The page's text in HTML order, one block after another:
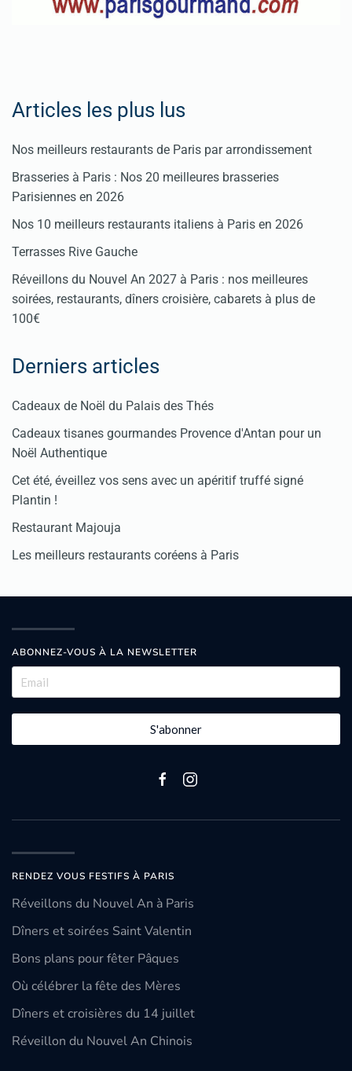
Articles les plus lus
Nos meilleurs restaurants de Paris par arrondissement
Brasseries à Paris : Nos 20 meilleures brasseries
Parisiennes en 2026
Nos 10 meilleurs restaurants italiens à Paris en 2026
Terrasses Rive Gauche
Réveillons du Nouvel An 2027 à Paris : nos meilleures
soirées, restaurants, dîners croisière, cabarets à plus de
100€
Derniers articles
Cadeaux de Noël du Palais des Thés
Cadeaux tisanes gourmandes Provence d'Antan pour un
Noël Authentique
Cet été, éveillez vos sens avec un apéritif truffé signé
Plantin !
Restaurant Majouja
Les meilleurs restaurants coréens à Paris
ABONNEZ-VOUS À LA NEWSLETTER
S'abonner
RENDEZ VOUS FESTIFS À PARIS
Réveillons du Nouvel An à Paris
Dîners et soirées Saint Valentin
Bons plans pour fêter Pâques
Où célébrer la fête des Mères
Dîners et croisières du 14 juillet
Réveillon du Nouvel An Chinois